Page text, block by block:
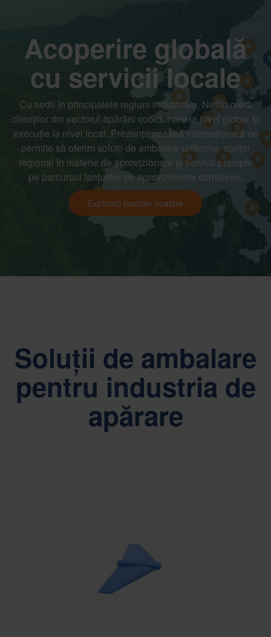
Acoperire globală
cu servicii locale
Cu sedii în principalele regiuni industriale, Nefab oferă
clienților din sectorul apărării coordonare la nivel global și
execuție la nivel local. Prezența noastră internațională ne
permite să oferim soluții de ambalare uniforme, sprijin
regional în materie de aprovizionare și servicii prompte
pe parcursul lanțurilor de aprovizionare complexe.
Explorați locațiile noastre
Soluții de ambalare
pentru industria de
apărare